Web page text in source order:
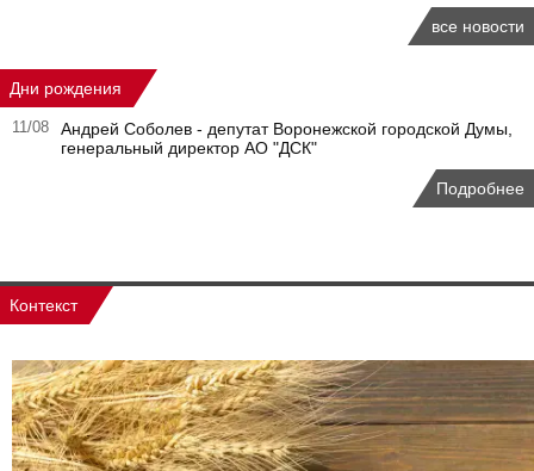
все новости
Дни рождения
11/08
Андрей Соболев - депутат Воронежской городской Думы,
генеральный директор АО "ДСК"
Подробнее
Контекст